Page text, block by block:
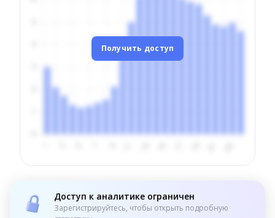
Получить доступ
Доступ к аналитике ограничен
Зарегистрируйтесь, чтобы открыть подробную